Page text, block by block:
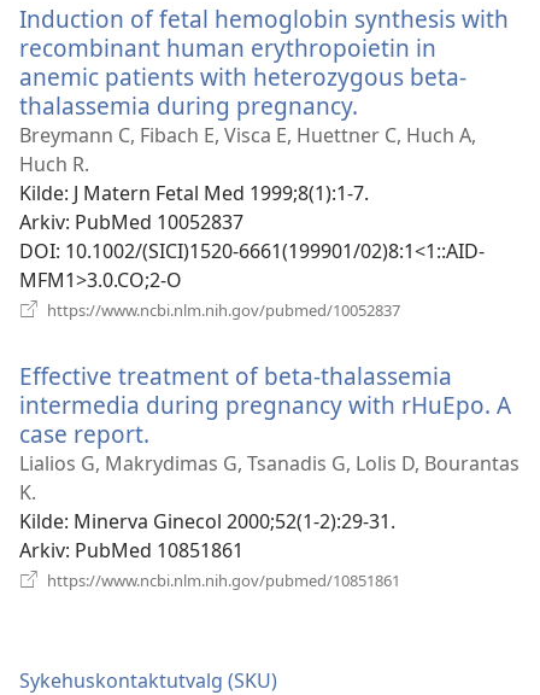
Induction of fetal hemoglobin synthesis with
recombinant human erythropoietin in
anemic patients with heterozygous beta-
thalassemia during pregnancy.
nytt
Breymann C, Fibach E, Visca E, Huettner C, Huch A,
Huch R.
Kilde‎: J Matern Fetal Med 1999;8(1):1-7.
Arkiv‎: PubMed 10052837
DOI‎: 10.1002/(SICI)1520-6661(199901/02)8:1<1::AID-
MFM1>3.0.CO;2-O
https://www.ncbi.nlm.nih.gov/pubmed/10052837
Effective treatment of beta-thalassemia
intermedia during pregnancy with rHuEpo. A
case report.
nytt
Lialios G, Makrydimas G, Tsanadis G, Lolis D, Bourantas
K.
Kilde‎: Minerva Ginecol 2000;52(1-2):29-31.
Arkiv‎: PubMed 10851861
https://www.ncbi.nlm.nih.gov/pubmed/10851861
Sykehuskontaktutvalg (SKU)